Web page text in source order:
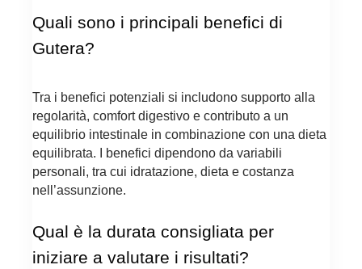
Quali sono i principali benefici di
Gutera?
Tra i benefici potenziali si includono supporto alla
regolarità, comfort digestivo e contributo a un
equilibrio intestinale in combinazione con una dieta
equilibrata. I benefici dipendono da variabili
personali, tra cui idratazione, dieta e costanza
nell’assunzione.
Qual è la durata consigliata per
iniziare a valutare i risultati?